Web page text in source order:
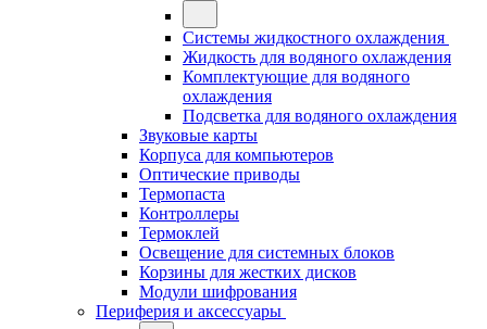
Системы жидкостного охлаждения
Жидкость для водяного охлаждения
Комплектующие для водяного
охлаждения
Подсветка для водяного охлаждения
Звуковые карты
Корпуса для компьютеров
Оптические приводы
Термопаста
Контроллеры
Термоклей
Освещение для системных блоков
Корзины для жестких дисков
Модули шифрования
Периферия и аксессуары